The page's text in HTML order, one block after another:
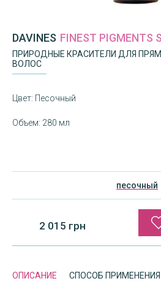
DAVINES FINEST PIGMENTS
ПРИРОДНЫЕ КРАСИТЕЛИ ДЛЯ
ВОЛОС
Цвет: Песочный
Объем: 280 мл
песочный
2 015 грн
ОПИСАНИЕ СПОСОБ ПРИМЕНЕНИЯ